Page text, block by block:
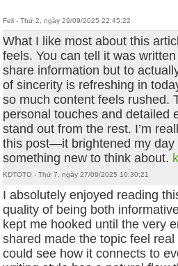
Feli - Thứ 2, ngày 29/09/2025 22:45:22
What I like most about this
feels. You can tell it was
share information but to
of sincerity is refreshing in
so much content feels rushed.
personal touches and detailed
stand out from the rest. I’m
this post—it brightened my day
something new to think about.
KDTOTO - Thứ 7, ngày 27/09/2025 10:30:21
I absolutely enjoyed reading
quality of being both
kept me hooked until the very
shared made the topic feel
could see how it connects to